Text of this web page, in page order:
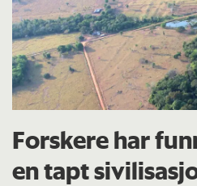
Forskere har
en tapt